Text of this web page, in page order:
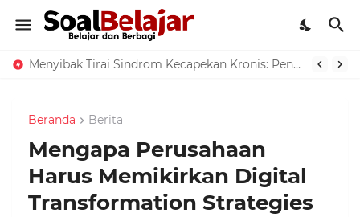
Menyibak Tirai Sindrom Kecapekan Kronis: Pencarian Diagnosis dan Pemahaman
Beranda Berita
Mengapa Perusahaan
Harus Memikirkan Digital
Transformation Strategies